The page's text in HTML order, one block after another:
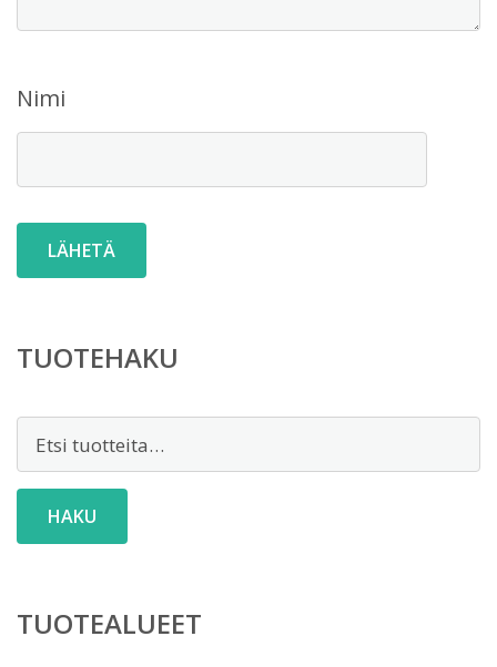
Nimi
TUOTEHAKU
HAKU
TUOTEALUEET